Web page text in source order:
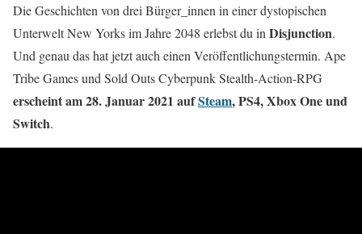
Die Geschichten von drei Bürger_innen in einer dystopischen
Unterwelt New Yorks im Jahre 2048 erlebst du in Disjunction.
Und genau das hat jetzt auch einen Veröffentlichungstermin. Ape
Tribe Games und Sold Outs Cyberpunk Stealth-Action-RPG
erscheint am 28. Januar 2021 aufSteam, PS4, Xbox One und
Switch.